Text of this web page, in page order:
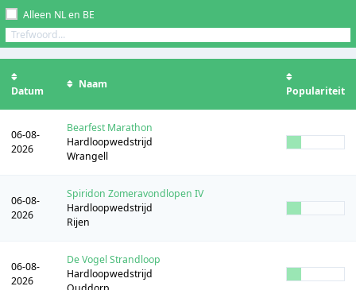
Alleen NL en BE
Datum
Naam
Populariteit
06-08-
2026
Bearfest Marathon
Hardloopwedstrijd
Wrangell
06-08-
2026
Spiridon Zomeravondlopen IV
Hardloopwedstrijd
Rijen
06-08-
2026
De Vogel Strandloop
Hardloopwedstrijd